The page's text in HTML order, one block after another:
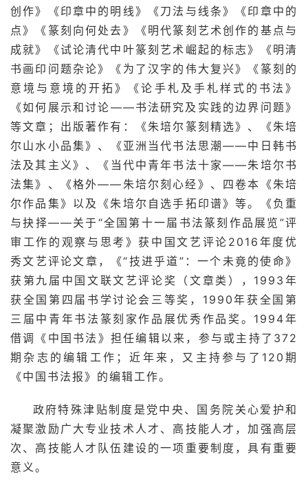
坛
快
讯
书
法
征
稿
学
术
研
法
书
欣
赏
砚
边
夜
美
术
图
库
创作》《印章中的明线》《刀法与线条》《印章中的
点》《篆刻向何处去》《明代篆刻艺术创作的基点与
成就》《试论清代中叶篆刻艺术崛起的标志》《明清
书画印问题杂论》《为了汉字的伟大复兴》《篆刻的
意境与意境的开拓》《论手札及手札样式的书法》
《如何展示和讨论——书法研究及实践的边界问题》
等文章；出版著作有：《朱培尔篆刻精选》、《朱培
尔山水小品集》、《亚洲当代书法思潮——中日韩书
法及其主义》、《当代中青年书法十家——朱培尔书
法集》、《格外——朱培尔刻心经》、四卷本《朱培
尔作品集》以及《朱培尔自选手拓印谱》等。《负重
与抉择——关于“全国第十一届书法篆刻作品展览”评
审工作的观察与思考》获中国文艺评论2016年度优
秀文艺评论文章，《“技进乎道”：一个未竟的使命》
获第九届中国文联文艺评论奖（文章类），1993年
获全国第四届书学讨论会三等奖，1990年获全国第
三届中青年书法篆刻家作品展优秀作品奖。1994年
借调《中国书法》担任编辑以来，参与或主持了372
期杂志的编辑工作；近年来，又主持参与了120期
《中国书法报》的编辑工作。
政府特殊津贴制度是党中央、国务院关心爱护和
凝聚激励广大专业技术人才、高技能人才，加强高层
次、高技能人才队伍建设的一项重要制度，具有重要
意义。